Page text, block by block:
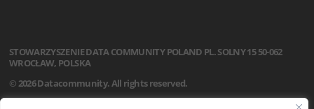
STOWARZYSZENIEDATA COMMUNITY POLAND PL. SOLNY 1550-062
WROCŁAW, POLSKA
© 2026 Datacommunity. All rights reserved.